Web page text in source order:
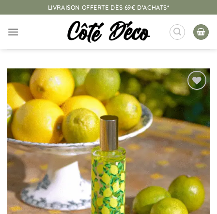
au
contenu
LIVRAISON OFFERTE DÈS 69€ D'ACHATS*
liste
d’envies